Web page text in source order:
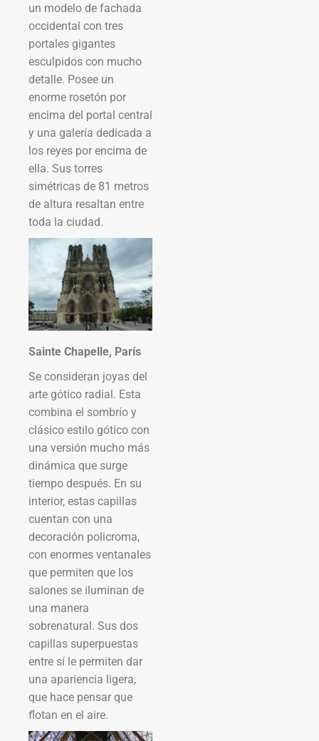
un modelo de fachada
occidental con tres
portales gigantes
esculpidos con mucho
detalle. Posee un
enorme rosetón por
encima del portal central
y una galería dedicada a
los reyes por encima de
ella. Sus torres
simétricas de 81 metros
de altura resaltan entre
toda la ciudad.
Sainte Chapelle, París
Se consideran joyas del
arte gótico radial. Esta
combina el sombrío y
clásico estilo gótico con
una versión mucho más
dinámica que surge
tiempo después. En su
interior, estas capillas
cuentan con una
decoración policroma,
con enormes ventanales
que permiten que los
salones se iluminan de
una manera
sobrenatural. Sus dos
capillas superpuestas
entre sí le permiten dar
una apariencia ligera,
que hace pensar que
flotan en el aire.